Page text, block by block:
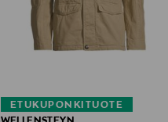
ETUKUPONKITUOTE